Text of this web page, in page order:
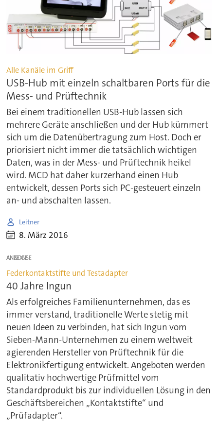
Alle Kanäle im Griff
USB-Hub mit einzeln schaltbaren Ports für die
Mess- und Prüftechnik
Bei einem traditionellen USB-Hub lassen sich
mehrere Geräte anschließen und der Hub kümmert
sich um die Datenübertragung zum Host. Doch er
priorisiert nicht immer die tatsächlich wichtigen
Daten, was in der Mess- und Prüftechnik heikel
wird. MCD hat daher kurzerhand einen Hub
entwickelt, dessen Ports sich PC-gesteuert einzeln
an- und abschalten lassen.
Leitner
8. März 2016
ANZEIGE
Federkontaktstifte und Testadapter
40 Jahre Ingun
Als erfolgreiches Familienunternehmen, das es
immer verstand, traditionelle Werte stetig mit
neuen Ideen zu verbinden, hat sich Ingun vom
Sieben-Mann-Unternehmen zu einem weltweit
agierenden Hersteller von Prüftechnik für die
Elektronikfertigung entwickelt. Angeboten werden
qualitativ hochwertige Prüfmittel vom
Standardprodukt bis zur individuellen Lösung in den
Geschäftsbereichen „Kontaktstifte“ und
„Prüfadapter“.